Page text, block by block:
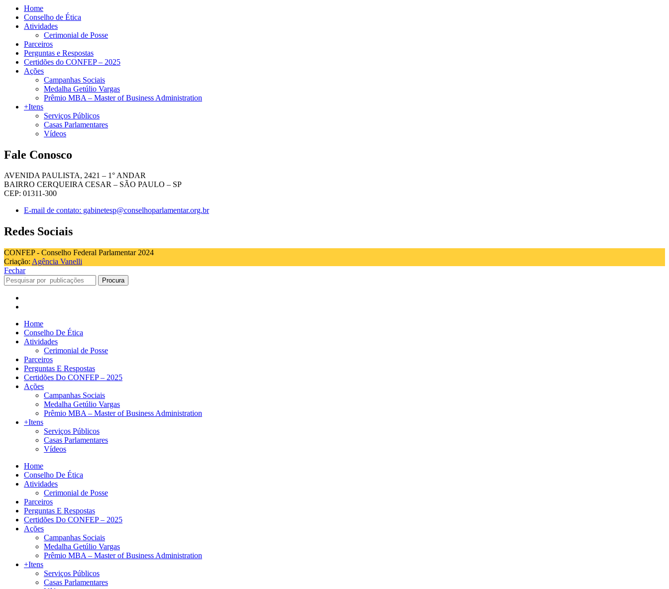
Home
Conselho de Ética
Atividades
Cerimonial de Posse
Parceiros
Perguntas e Respostas
Certidões do CONFEP – 2025
Ações
Campanhas Sociais
Medalha Getúlio Vargas
Prêmio MBA – Master of Business Administration
+Itens
Serviços Públicos
Casas Parlamentares
Vídeos
Fale Conosco
AVENIDA PAULISTA, 2421 – 1° ANDAR
BAIRRO CERQUEIRA CESAR – SÃO PAULO – SP
CEP: 01311-300
E-mail de contato: gabinetesp@conselhoparlamentar.org.br
Redes Sociais
CONFEP - Conselho Federal Parlamentar 2024
Criação: Agência Vanelli
Fechar
Procura
Home
Conselho De Ética
Atividades
Cerimonial de Posse
Parceiros
Perguntas E Respostas
Certidões Do CONFEP – 2025
Ações
Campanhas Sociais
Medalha Getúlio Vargas
Prêmio MBA – Master of Business Administration
+Itens
Serviços Públicos
Casas Parlamentares
Vídeos
Home
Conselho De Ética
Atividades
Cerimonial de Posse
Parceiros
Perguntas E Respostas
Certidões Do CONFEP – 2025
Ações
Campanhas Sociais
Medalha Getúlio Vargas
Prêmio MBA – Master of Business Administration
+Itens
Serviços Públicos
Casas Parlamentares